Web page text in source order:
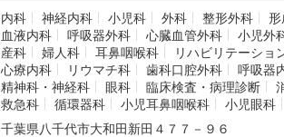
内科 神経内科 小児科 外科 整形外科 形
血液内科
呼吸器外科 心臓血管外科 小児外
産科
婦人科 耳鼻咽喉科 リハビリテーショ
心療内科
リウマチ科 歯科口腔外科 呼吸器
精神科・神経科
眼科 臨床検査・病理診断
救急科
循環器科 小児耳鼻咽喉科 小児眼科
千葉県八千代市大和田新田４７７－９６